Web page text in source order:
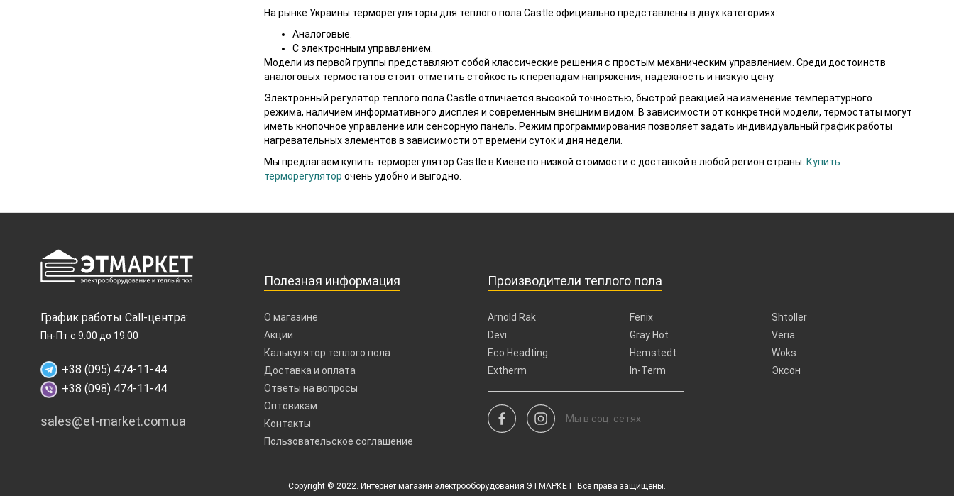
На рынке Украины терморегуляторы для теплого пола Castle официально представлены в двух категориях:
Аналоговые.
С электронным управлением.
Модели из первой группы представляют собой классические решения с простым механическим управлением. Среди достоинств
аналоговых термостатов стоит отметить стойкость к перепадам напряжения, надежность и низкую цену.
Электронный регулятор теплого пола Castle отличается высокой точностью, быстрой реакцией на изменение температурного
режима, наличием информативного дисплея и современным внешним видом. В зависимости от конкретной модели, термостаты могут
иметь кнопочное управление или сенсорную панель. Режим программирования позволяет задать индивидуальный график работы
нагревательных элементов в зависимости от времени суток и дня недели.
Мы предлагаем купить терморегулятор Castle в Киеве по низкой стоимости с доставкой в любой регион страны. Купить
терморегулятор очень удобно и выгодно.
График работы Call-центра:
Пн-Пт с 9:00 до 19:00
+38 (095) 474-11-44
+38 (098) 474-11-44
sales@et-market.com.ua
Полезная информация
О магазине
Акции
Калькулятор теплого пола
Доставка и оплата
Ответы на вопросы
Оптовикам
Контакты
Пользовательское соглашение
Производители теплого пола
Arnold Rak
Devi
Eco Headting
Extherm
Fenix
Gray Hot
Hemstedt
In-Term
Shtoller
Veria
Woks
Эксон
Мы в соц. сетях
Copyright © 2022. Интернет магазин электрооборудования ЭТМАРКЕТ. Все права защищены.